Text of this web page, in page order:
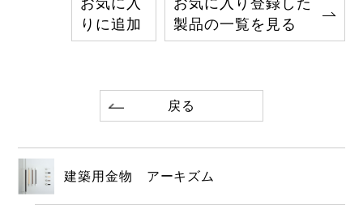
お気に入
りに追加
お気に入り登録した
製品の一覧を見る
戻る
建築用金物 アーキズム